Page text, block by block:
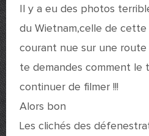
Il y a eu des photos
du Wietnam,celle de
courant nue sur une route
te demandes comment le
continuer de filmer !!!
Alors bon
Les clichés des